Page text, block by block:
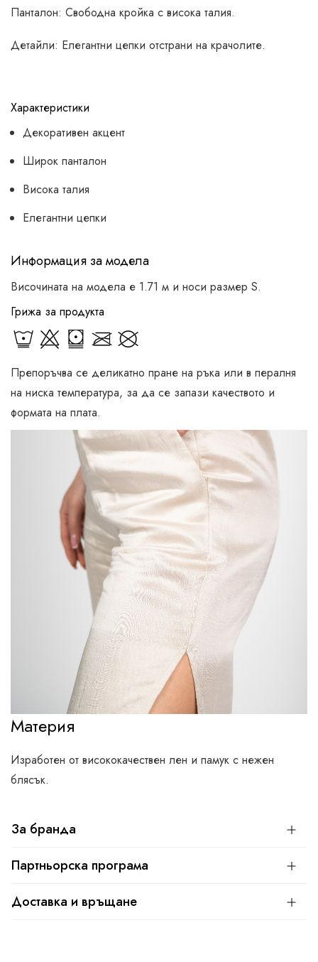
Панталон: Свободна кройка с висока талия.
Детайли: Елегантни цепки отстрани на крачолите.
Характеристики
Декоративен акцент
Широк панталон
Висока талия
Елегантни цепки
Информация за модела
Височината на модела е 1.71 м и носи размер S.
Грижа за продукта
Препоръчва се деликатно пране на ръка или в пералня
на ниска температура, за да се запази качеството и
формата на плата.
Материя
Изработен от висококачествен лен и памук с нежен
блясък.
За бранда
Партньорска програма
Доставка и връщане